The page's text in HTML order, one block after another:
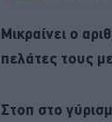
Μικραίνει ο
πελάτες τους
Στοπ στο